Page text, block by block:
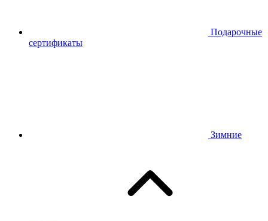
Подарочные
сертификаты
Зимние